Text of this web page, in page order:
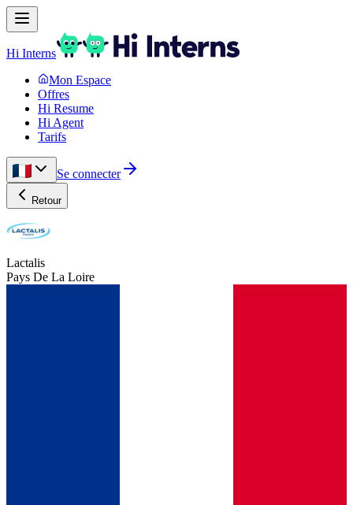
Hi Interns
Mon Espace
Offres
Hi Resume
Hi Agent
Tarifs
Se connecter
Retour
Lactalis
Pays De La Loire